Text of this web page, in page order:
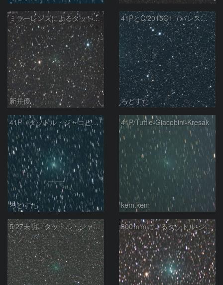
ミラーレンズによるタットル-ジャコビニ-クレサーク彗星
新井優
41PとC/2015O1（パンスターズ彗星）
ろどすた
41P（タットル・ジャコビニ・クレサック彗星）
ろどすた
41P/Tuttle-Giacobini-Kresak
kem.kem
5/27未明 タットル・ジャコビニ・クレサーク彗星（41P） 300ｍｍによるタットル-ジャコビニ-クレサーク彗星